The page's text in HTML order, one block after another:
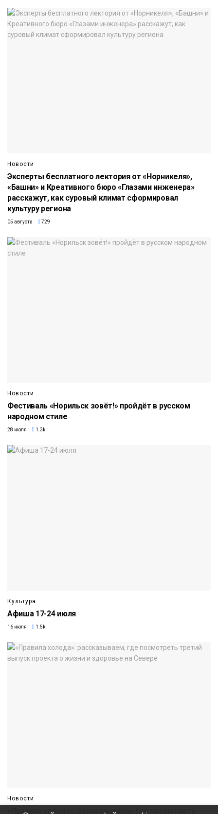
Новости
Эксперты бесплатного лектория от «Норникеля»,
«Башни» и Креативного бюро «Глазами инженера»
расскажут, как суровый климат сформировал
культуру региона
05 августа 729
Новости
Фестиваль «Норильск зовёт!» пройдёт в русском
народном стиле
28 июля 1.3k
Культура
Афиша 17-24 июля
16 июля 1.5k
Новости
«Правила холода»: рассказываем, где посмотреть